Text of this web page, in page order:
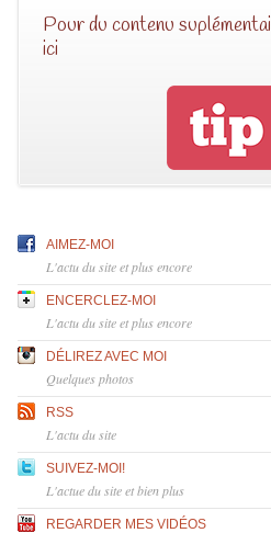
Pour du contenu
ici
AIMEZ-MOI
L'actu du site et plus encore
ENCERCLEZ-MOI
L'actu du site et plus encore
DÉLIREZ AVEC MOI
Quelques photos
RSS
L'actu du site
SUIVEZ-MOI!
L'actue du site et bien plus
REGARDER MES VIDÉOS